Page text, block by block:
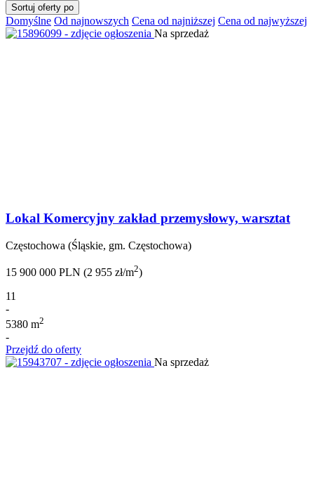
Sortuj oferty po
Domyślne Od najnowszych Cena od najniższej Cena od najwyższej
Na sprzedaż
Lokal Komercyjny zakład przemysłowy, warsztat
Częstochowa (Śląskie, gm. Częstochowa)
15 900 000 PLN (2 955 zł/m2)
11
-
5380 m2
-
Przejdź do oferty
Na sprzedaż